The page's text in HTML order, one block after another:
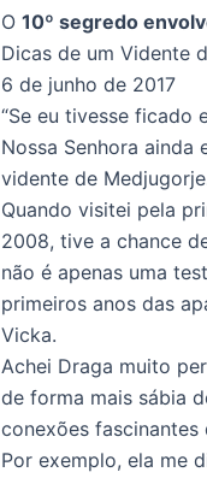
O 10º segredo
Dicas de um Vidente
6 de junho de 2017
“Se eu tivesse ficado
Nossa Senhora ainda
vidente de
Quando visitei pela
2008, tive a chance
não é apenas uma
primeiros anos das
Vicka.
Achei Draga muito
de forma mais sábia
conexões
Por exemplo, ela me